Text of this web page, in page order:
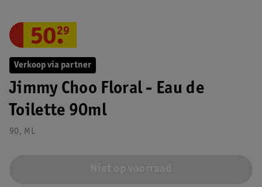
Verkoop via partner
Jimmy Choo Floral - Eau de
Toilette 90ml
90, ML
50.
29